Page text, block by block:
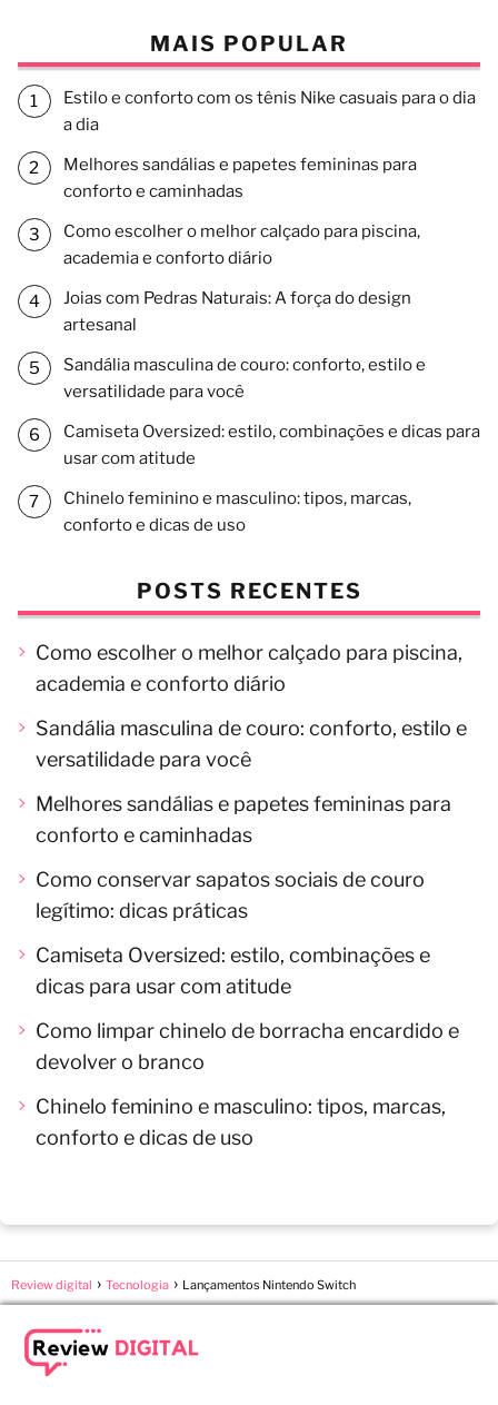
MAIS POPULAR
Estilo e conforto com os tênis Nike casuais para o dia
a dia
Melhores sandálias e papetes femininas para
conforto e caminhadas
Como escolher o melhor calçado para piscina,
academia e conforto diário
Joias com Pedras Naturais: A força do design
artesanal
Sandália masculina de couro: conforto, estilo e
versatilidade para você
Camiseta Oversized: estilo, combinações e dicas para
usar com atitude
Chinelo feminino e masculino: tipos, marcas,
conforto e dicas de uso
POSTS RECENTES
Como escolher o melhor calçado para piscina,
academia e conforto diário
Sandália masculina de couro: conforto, estilo e
versatilidade para você
Melhores sandálias e papetes femininas para
conforto e caminhadas
Como conservar sapatos sociais de couro
legítimo: dicas práticas
Camiseta Oversized: estilo, combinações e
dicas para usar com atitude
Como limpar chinelo de borracha encardido e
devolver o branco
Chinelo feminino e masculino: tipos, marcas,
conforto e dicas de uso
Review digital Tecnologia Lançamentos Nintendo Switch